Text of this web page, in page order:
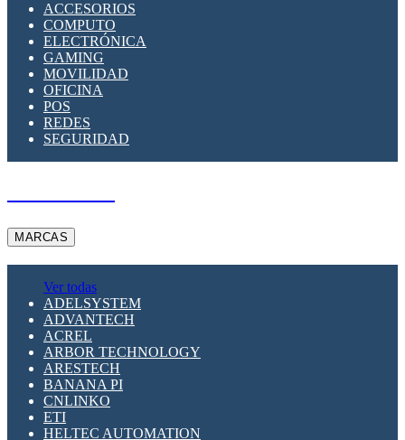
SUPRESOR DE TRANSIENTES SPDS PARA
APLICACIONES FOTOVOLTAICAS
ACCESORIOS
COMPUTO
ELECTRÓNICA
GAMING
MOVILIDAD
OFICINA
POS
REDES
SEGURIDAD
MARCAS
Ver todas
ADELSYSTEM
ADVANTECH
ACREL
ARBOR TECHNOLOGY
ARESTECH
BANANA PI
CNLINKO
ETI
HELTEC AUTOMATION